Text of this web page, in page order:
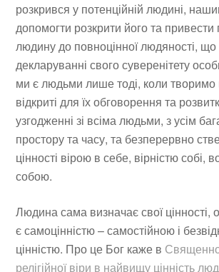
розкрився у потенційній людині,
допомогти розкрити його та привести
людину до повноцінної людяності,
декларуванні свого суверенітету
ми є людьми лише тоді, коли творимо
відкриті для їх обговорення та
узгодженні зі всіма людьми, з усім
простору та часу, та безперервно
цінності вірою в себе, вірністю собі,
собою.
Людина сама визначає свої цінності,
є самоцінністю – самостійною і
цінністю. Про це Бог каже в
релігійної віри в найвищу цінність